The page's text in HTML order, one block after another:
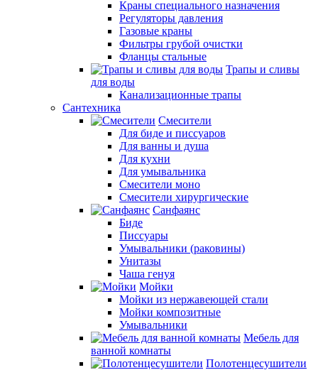
Краны специального назначения
Регуляторы давления
Газовые краны
Фильтры грубой очистки
Фланцы стальные
Трапы и сливы
для воды
Канализационные трапы
Сантехника
Смесители
Для биде и писсуаров
Для ванны и душа
Для кухни
Для умывальника
Смесители моно
Смесители хирургические
Санфаянс
Биде
Писсуары
Умывальники (раковины)
Унитазы
Чаша генуя
Мойки
Мойки из нержавеющей стали
Мойки композитные
Умывальники
Мебель для
ванной комнаты
Полотенцесушители